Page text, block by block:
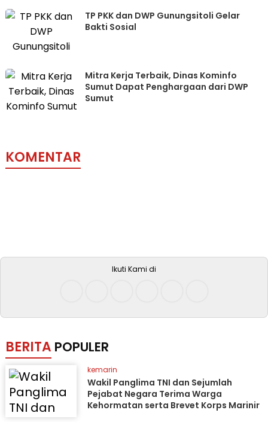
TP PKK dan DWP Gunungsitoli Gelar
Bakti Sosial
Mitra Kerja Terbaik, Dinas Kominfo
Sumut Dapat Penghargaan dari DWP
Sumut
KOMENTAR
Ikuti Kami di
BERITA POPULER
kemarin
Wakil Panglima TNI dan Sejumlah
Pejabat Negara Terima Warga
Kehormatan serta Brevet Korps Marinir